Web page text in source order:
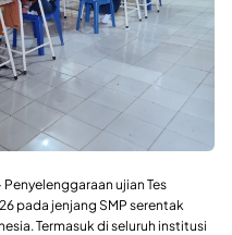
Penyelenggaraan ujian Tes
pada jenjang SMP serentak
Termasuk di seluruh institusi